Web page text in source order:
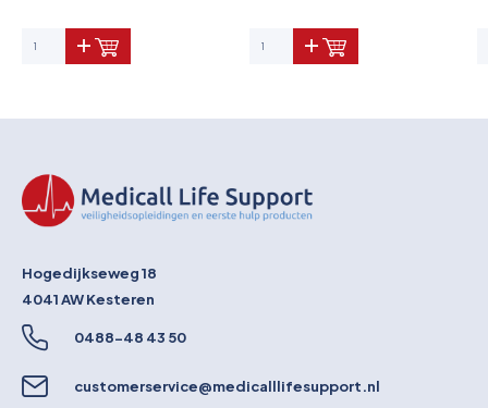
Hogedijkseweg 18
4041 AWKesteren
0488-48 43 50
customerservice@medicalllifesupport.nl